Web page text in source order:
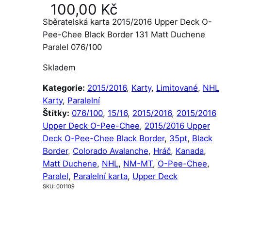
100,00 Kč
Sběratelská karta 2015/2016 Upper Deck O-
Pee-Chee Black Border 131 Matt Duchene
Paralel 076/100
Skladem
Kategorie: 2015/2016, Karty, Limitované, NHL
Karty, Paralelní
Štítky: 076/100, 15/16, 2015/2016, 2015/2016
Upper Deck O-Pee-Chee, 2015/2016 Upper
Deck O-Pee-Chee Black Border, 35pt, Black
Border, Colorado Avalanche, Hráč, Kanada
Matt Duchene, NHL, NM-MT, O-Pee-Chee
Paralel, Paralelní karta, Upper Deck
SKU: 001109